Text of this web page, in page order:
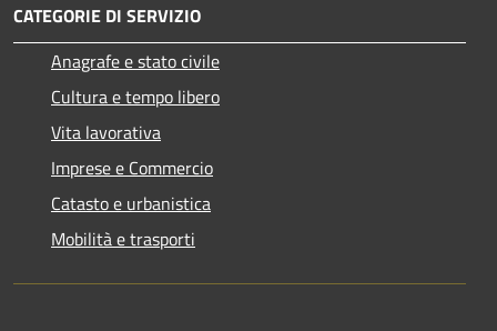
CATEGORIE DI SERVIZIO
Anagrafe e stato civile
Cultura e tempo libero
Vita lavorativa
Imprese e Commercio
Catasto e urbanistica
Mobilità e trasporti